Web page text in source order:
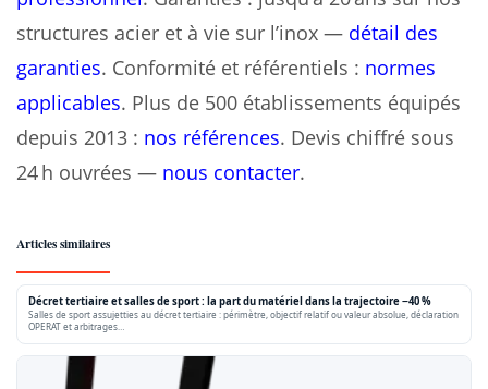
structures acier et à vie sur l’inox — détail des
garanties. Conformité et référentiels : normes
applicables. Plus de 500 établissements équipés
depuis 2013 : nos références. Devis chiffré sous
24 h ouvrées — nous contacter.
Articles similaires
Décret tertiaire et salles de sport : la part du matériel dans la trajectoire −40 %
Salles de sport assujetties au décret tertiaire : périmètre, objectif relatif ou valeur absolue, déclaration
OPERAT et arbitrages…